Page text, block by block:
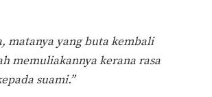
matanya yang buta kembali
memuliakannya kerana rasa
suami.”